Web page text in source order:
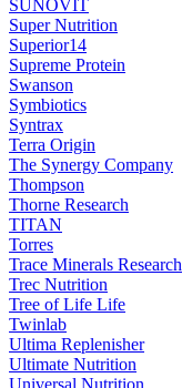
SUNOVIT
Super Nutrition
Superior14
Supreme Protein
Swanson
Symbiotics
Syntrax
Terra Origin
The Synergy Company
Thompson
Thorne Research
TITAN
Torres
Trace Minerals Research
Trec Nutrition
Tree of Life Life
Twinlab
Ultima Replenisher
Ultimate Nutrition
Universal Nutrition